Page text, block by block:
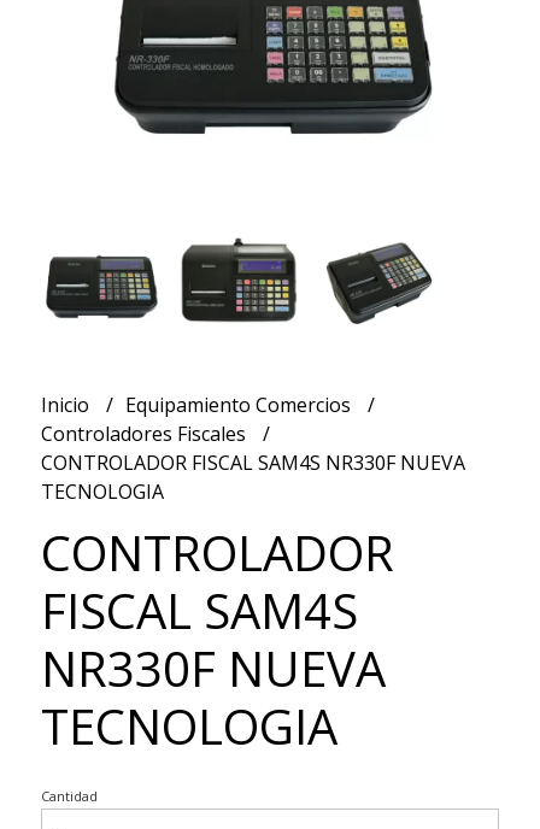
Inicio
Equipamiento Comercios
Controladores Fiscales
CONTROLADOR FISCAL SAM4S NR330F NUEVA
TECNOLOGIA
CONTROLADOR
FISCAL SAM4S
NR330F NUEVA
TECNOLOGIA
Cantidad